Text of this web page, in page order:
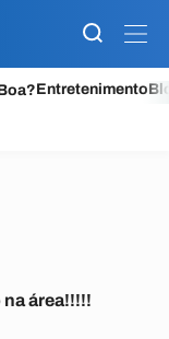
Entretenimento
área!!!!!